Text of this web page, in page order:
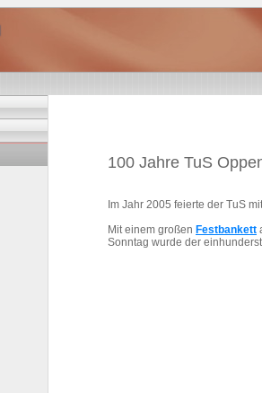
100 Jahre TuS
Im Jahr 2005 feierte der TuS
Mit einem großen Festbankett
Sonntag wurde der